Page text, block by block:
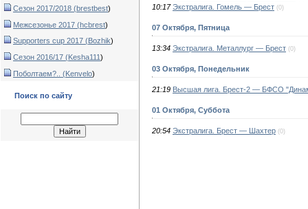
Сезон 2017/2018 (brestbest)
Межсезонье 2017 (hcbrest)
Supporters cup 2017 (Bozhik)
Сезон 2016/17 (Kesha111)
Поболтаем?.. (Kenvelo)
Поиск по сайту
10:17 Экстралига. Гомель — Брест (0)
07 Октября, Пятница
13:34 Экстралига. Металлург — Брест (0)
03 Октября, Понедельник
21:19 Высшая лига. Брест-2 — БФСО
01 Октября, Суббота
20:54 Экстралига. Брест — Шахтер (0)